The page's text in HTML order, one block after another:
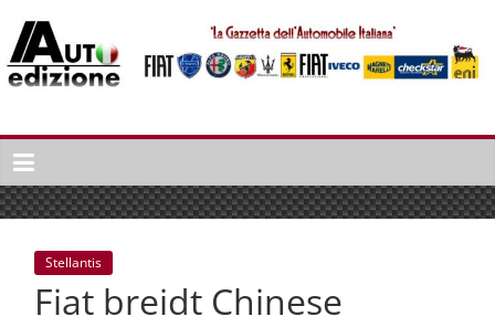
naar
inhoud
Auto
Edizione
La
Gazetta
dell'Automobile
ItalianaStellantis
Fiat breidt Chinese